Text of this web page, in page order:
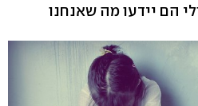
הם יידעו מה שאנחנו